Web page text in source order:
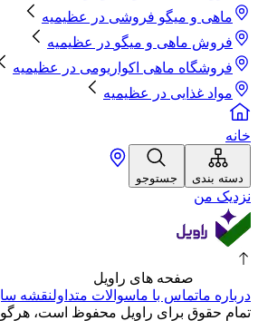
ماهی و میگو فروشی در
عظیمیه
فروش ماهی و میگو در
عظیمیه
فروشگاه ماهی اکواریومی در
عظیمیه
مواد غذایی در عظیمیه
خانه
دسته بندی جستوجو
نزدیک من
صفحه های راویل
درباره ماتماس با ماسوالات متداولنقشه
تمام حقوق برای راویل محفوظ است،